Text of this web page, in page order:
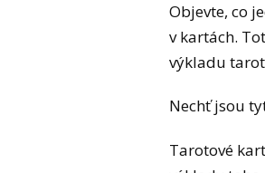
Objevte, co
v kartách.
výkladu
Nechť jsou
Tarotové